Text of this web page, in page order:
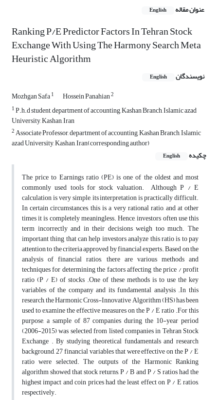
عنوان مقاله English
Ranking P/E Predictor Factors In Tehran Stock
Exchange With Using The Harmony Search Meta
Heuristic Algorithm
نویسندگان English
Mozhgan Safa1 Hossein Panahian2
1P.h.d student, department of accounting, Kashan Branch, Islamic azad
University, Kashan, Iran
2Associate Professor, department of accounting, Kashan Branch, Islamic
azad University, Kashan, Iran(corresponding author)
چکیده
English
The price to Earnings ratio (PE) is one of the oldest and most
commonly used tools for stock valuation. Although P / E
calculation is very simple, its interpretation is practically difficult.
In certain circumstances, this is a very rational ratio, and at other
times it is completely meaningless. Hence, investors often use this
term incorrectly and in their decisions weigh too much. The
important thing that can help investors analyze this ratio is to pay
attention to the criteria approved by financial experts. Based on the
analysis of financial ratios, there are various methods and
techniques for determining the factors affecting the price / profit
ratio (P / E) of stocks .One of these methods is to use the key
variables of the company and its fundamental analysis .In this
research, the Harmonic Cross-Innovative Algorithm (HS) has been
used to examine the effective measures on the P / E ratio .For this
purpose, a sample of 87 companies during the 10-year period
(2006-2015) was selected from listed companies in Tehran Stock
Exchange . By studying theoretical fundamentals and research
background, 27 financial variables that were effective on the P / E
ratio were selected. The outputs of the Harmonic Ranking
algorithm showed that stock returns, P / B and P / S ratios had the
highest impact and coin prices had the least effect on P / E ratios,
respectively.